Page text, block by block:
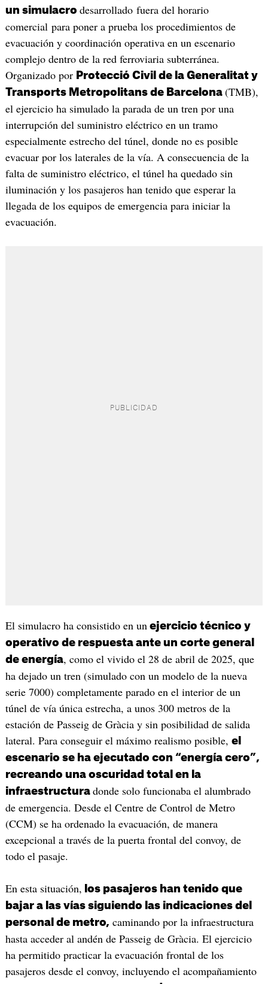
un simulacro desarrollado fuera del horario
comercial para poner a prueba los procedimientos de
evacuación y coordinación operativa en un escenario
complejo dentro de la red ferroviaria subterránea.
Organizado por Protecció Civil de la Generalitat y
Transports Metropolitans de Barcelona (TMB),
el ejercicio ha simulado la parada de un tren por una
interrupción del suministro eléctrico en un tramo
especialmente estrecho del túnel, donde no es posible
evacuar por los laterales de la vía. A consecuencia de la
falta de suministro eléctrico, el túnel ha quedado sin
iluminación y los pasajeros han tenido que esperar la
llegada de los equipos de emergencia para iniciar la
evacuación.
El simulacro ha consistido en un ejercicio técnico y
operativo de respuesta ante un corte general
de energía, como el vivido el 28 de abril de 2025, que
ha dejado un tren (simulado con un modelo de la nueva
serie 7000) completamente parado en el interior de un
túnel de vía única estrecha, a unos 300 metros de la
estación de Passeig de Gràcia y sin posibilidad de salida
lateral. Para conseguir el máximo realismo posible, el
escenario se ha ejecutado con “energía cero”,
recreando una oscuridad total en la
infraestructura donde solo funcionaba el alumbrado
de emergencia. Desde el Centre de Control de Metro
(CCM) se ha ordenado la evacuación, de manera
excepcional a través de la puerta frontal del convoy, de
todo el pasaje.
En esta situación,
los pasajeros han tenido que
bajar a las vías siguiendo las indicaciones del
personal de metro, caminando por la infraestructura
hasta acceder al andén de Passeig de Gràcia. El ejercicio
ha permitido practicar la evacuación frontal de los
pasajeros desde el convoy, incluyendo el acompañamiento